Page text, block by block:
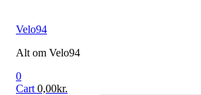
Velo94
Alt om Velo94
0
Cart 0,00kr.